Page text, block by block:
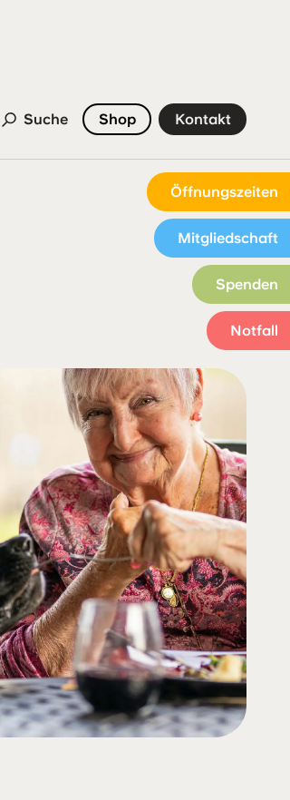
Öffnungszeiten
Mitgliedschaft
Spenden
Notfall
Suche Shop Kontakt